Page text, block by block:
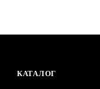
КАТАЛОГ